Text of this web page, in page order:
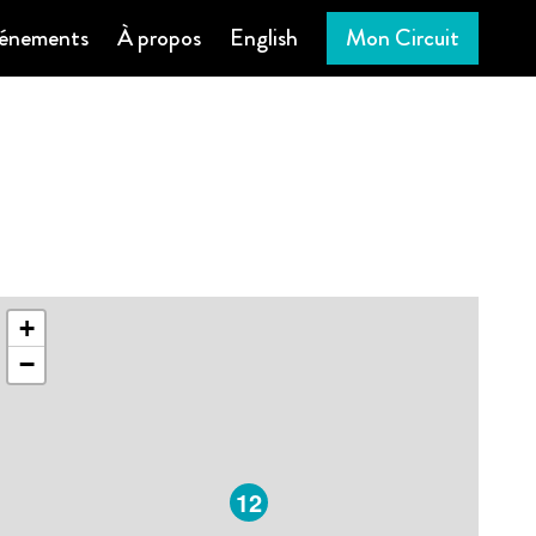
À propos English Mon Circuit
12
+
−